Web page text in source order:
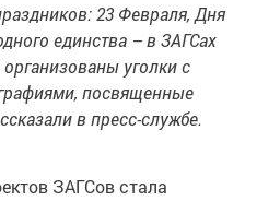
23 Февраля, Дня
единства – в ЗАГСах
уголки с
посвященные
в пресс-службе.
ЗАГСов стала